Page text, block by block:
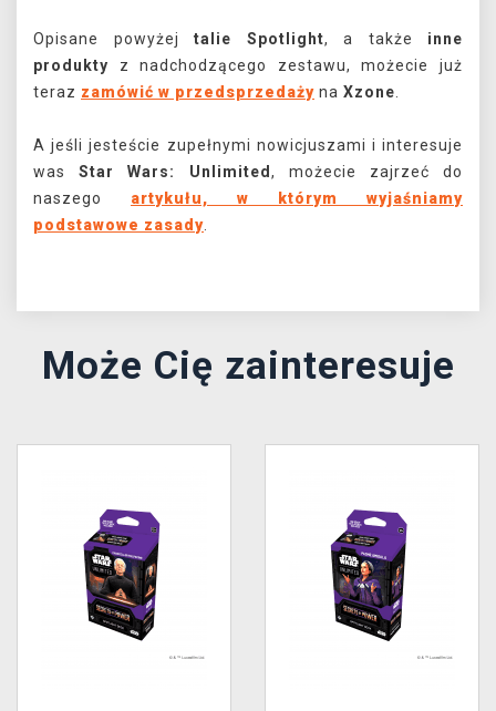
Opisane powyżej talie Spotlight, a także inne
produkty z nadchodzącego zestawu, możecie już
teraz zamówić w przedsprzedaży na Xzone
A jeśli jesteście zupełnymi nowicjuszami i interesuje
wasStar Wars: Unlimited , możecie zajrzeć do
naszego artykułu, w którym wyjaśniamy
podstawowe zasady
Może Cię zainteresuje